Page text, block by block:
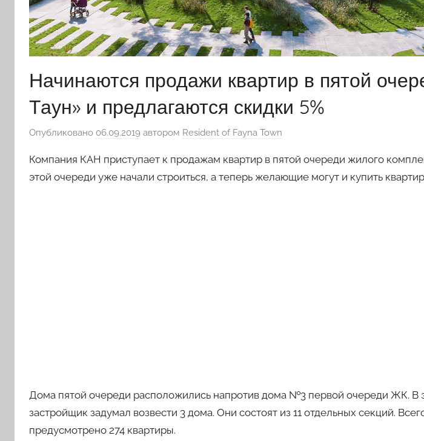
Начинаются продажи квартир в пятой
Таун» и предлагаются скидки 5%
Опубликовано 06.09.2019 автором Resident of Fayna Town
Компания КАН приступает к продажам квартир в пятой очереди жилого
этой очереди уже начали строиться, а теперь желающие могут и купить
Дома пятой очереди расположились напротив дома №3 первой очереди ЖК. В
застройщик задумал возвести 3 дома. Они состоят из 11 отдельных секций.
предусмотрено 274 квартиры.